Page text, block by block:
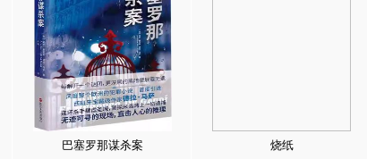
巴塞罗那谋杀案 烧纸